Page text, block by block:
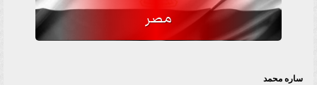
مصر
ساره محمد